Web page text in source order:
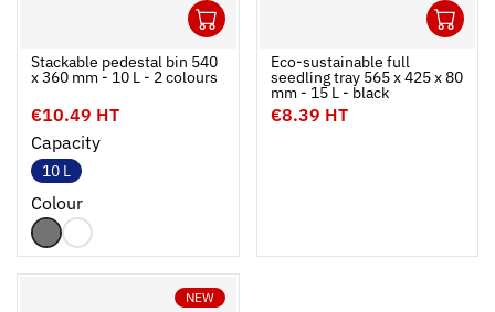
Stackable pedestal bin 540
x 360 mm - 10 L - 2 colours
€10.49 HT
Capacity
10 L
Colour
Eco-sustainable full
seedling tray 565 x 425 x 80
mm - 15 L - black
€8.39 HT
NEW